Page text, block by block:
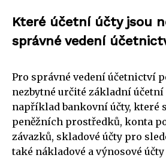
Které účetní účty jsou
správné vedení
Pro správné vedení účetnictví
nezbytné určité základní účetní
například bankovní účty, které
peněžních prostředků, konta
závazků, skladové účty pro
také nákladové a výnosové